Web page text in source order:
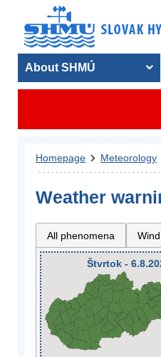
About SHMÚ
Homepage Meteorology
Weather
All phenomena Wind
Štvrtok -